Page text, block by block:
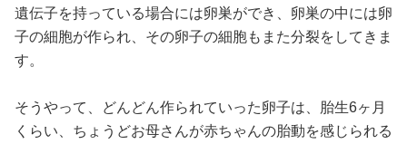
遺伝子を持っている場合には卵巣ができ、卵巣の中には卵
子の細胞が作られ、その卵子の細胞もまた分裂をしてきま
す。
そうやって、どんどん作られていった卵子は、胎生6ヶ月
くらい、ちょうどお母さんが赤ちゃんの胎動を感じられる